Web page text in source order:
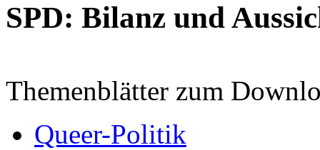
SPD: Bilanz und
Themenblätter zum
Queer-Politik